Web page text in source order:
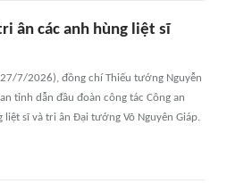
ân các anh hùng liệt sĩ
7/2026), đồng chí Thiếu tướng Nguyễn
tỉnh dẫn đầu đoàn công tác Công an
sĩ và tri ân Đại tướng Võ Nguyên Giáp.